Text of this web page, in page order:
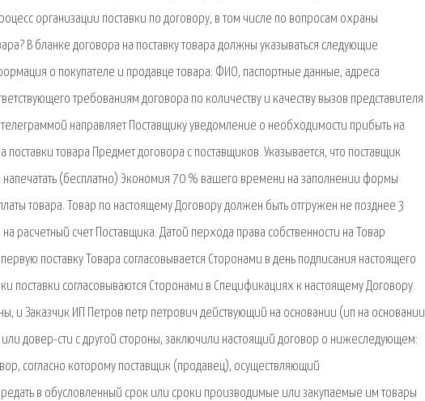
организации поставки по договору, в том числе по вопросам охраны
В бланке договора на поставку товара должны указываться следующие
о покупателе и продавце товара: ФИО, паспортные данные, адреса
требованиям договора по количеству и качеству вызов представителя
направляет Поставщику уведомление о необходимости прибыть на
товара Предмет договора с поставщиков. Указывается, что поставщик
и напечатать (бесплатно) Экономия 70 % вашего времени на заполнении формы
товара. Товар по настоящему Договору должен быть отгружен не позднее 3
расчетный счет Поставщика. Датой перхода права собственности на Товар
поставку Товара согласовывается Сторонами в день подписания настоящего
поставки согласовываются Сторонами в Спецификациях к настоящему Договору.
и Заказчик ИП Петров петр петрович действующий на основании (ип на основании
довер-сти с другой стороны, заключили настоящий договор о нижеследующем:
согласно которому поставщик (продавец), осуществляющий
в обусловленный срок или сроки производимые или закупаемые им товары